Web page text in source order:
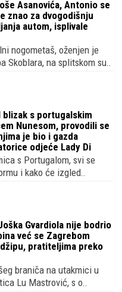
Asanovića, Antonio se
znao za dvogodišnju
autom, isplivale
nogometaš, oženjen je
Skoblara, na splitskom su..
blizak s portugalskim
Nunesom, provodili se
je bio i gazda
odjeće Lady Di
s Portugalom, svi se
i kako će izgled..
Gvardiola nije bodrio
već se Zagrebom
pratiteljima preko
braniča na utakmici u
Lu Mastrović, s o..